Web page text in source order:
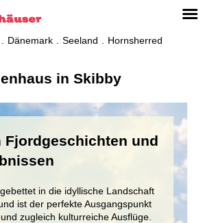
Dänemark Seeland Hornsherred
in Skibby
Fjordgeschichten und
in die idyllische Landschaft
ist der perfekte Ausgangspunkt
zugleich kulturreiche Ausflüge.